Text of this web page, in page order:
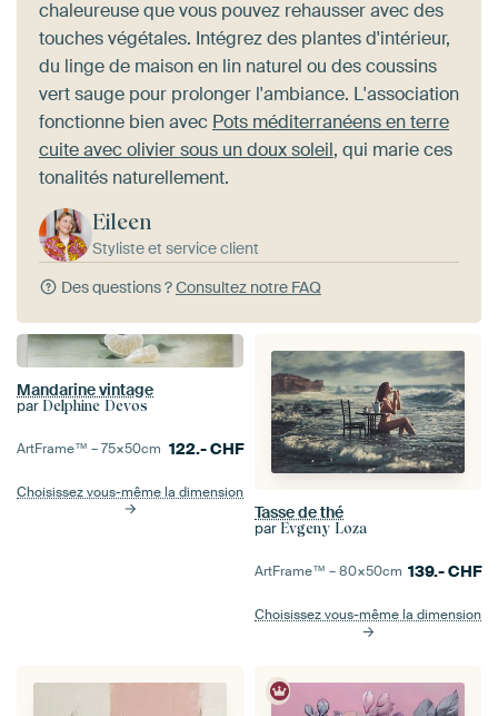
chaleureuse que vous pouvez rehausser avec des
touches végétales. Intégrez des plantes d'intérieur,
du linge de maison en lin naturel ou des coussins
vert sauge pour prolonger l'ambiance. L'association
fonctionne bien avec Pots méditerranéens en terre
cuite avec olivier sous un doux soleil, qui marie ces
tonalités naturellement.
Eileen
Styliste et service client
Des questions ?Consultez notre FAQ
Mandarine vintage
par Delphine Devos
ArtFrame™ –75×50cm 122.-CHF
Choisissez vous-même la dimension
Tasse de thé
par Evgeny Loza
ArtFrame™ –80×50cm 139.-CHF
Choisissez vous-même la dimension